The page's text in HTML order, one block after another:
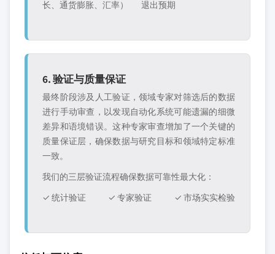
长、通货膨胀、汇率） 退出预期
6. 验证与质量保证
最终阶段涉及人工验证，领域专家对筛选后的数据
进行手动审查，以发现自动化系统可能遗漏的细微
差异和语境错误。这种专家审查增加了一个关键的
质量保证层，确保数据与研究目标和领域特定标准
一致。
我们的三层验证流程确保数据可靠性最大化：
✓ 统计验证
✓ 专家验证 ✓ 市场实实检验